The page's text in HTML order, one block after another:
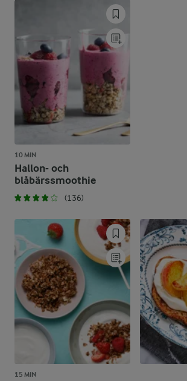
10 MIN
Hallon- och
blåbärssmoothie
(136)
15 MIN